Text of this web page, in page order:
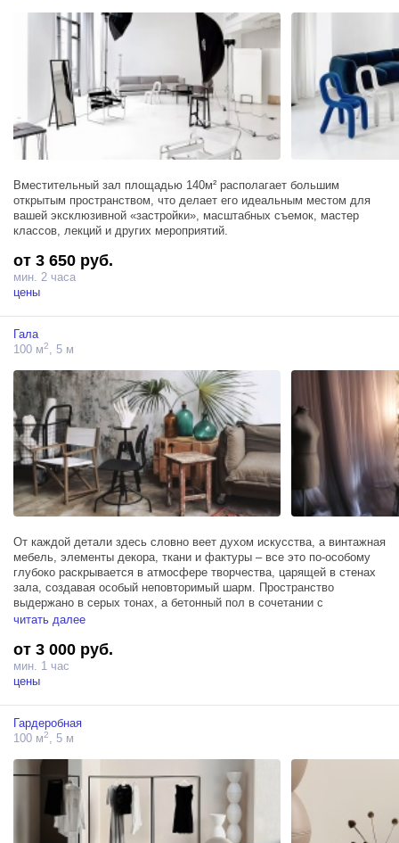
Вместительный зал площадью 140м² располагает большим
открытым пространством, что делает его идеальным местом для
вашей эксклюзивной «застройки», масштабных съемок, мастер
классов, лекций и других мероприятий.
от 3 650 руб.
мин. 2 часа
цены
Гала
100 м2 , 5 м
От каждой детали здесь словно веет духом искусства, а винтажная
мебель, элементы декора, ткани и фактуры – все это по-особому
глубоко раскрывается в атмосфере творчества, царящей в стенах
зала, создавая особый неповторимый шарм. Пространство
выдержано в серых тонах, а бетонный пол в сочетании с
множеством живых растений и реплик античных скульптур создает
небрежностью элегантностью.
Зал Гала занимает площадь в 100м² и располагает 3 источниками
обеспечивающим обилие естественного света.
читать далее
от 3 000 руб.
мин. 1 час
цены
Гардеробная
100 м2 , 5 м